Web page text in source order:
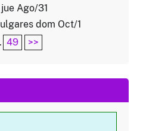
Ago/31
dom Oct/1
49 >>